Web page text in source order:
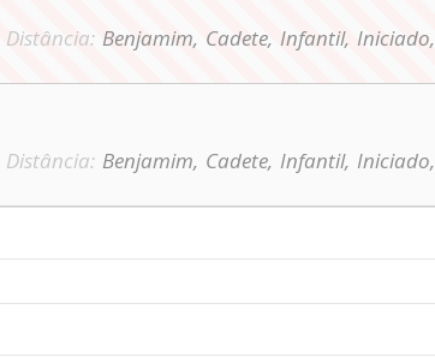
Distância: Benjamim, Cadete, Infantil, Iniciado,
Distância: Benjamim, Cadete, Infantil, Iniciado,